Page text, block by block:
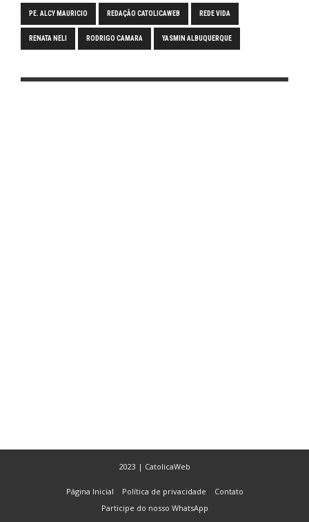
PE. ALCY MAURICIO REDAÇÃO CATOLICAWEB REDE VIDA
RENATA NELI RODRIGO CAMARA YASMIN ALBUQUERQUE
2023 | CatolicaWeb
Página Inicial Política de privacidade
Contato
Participe do nosso WhatsApp